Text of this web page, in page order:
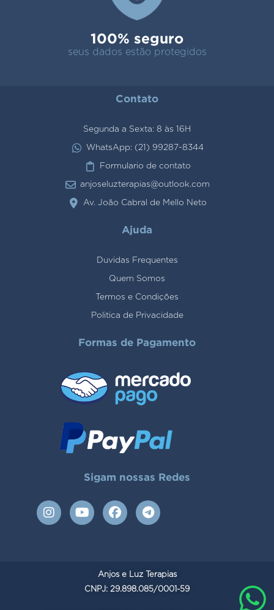
100% seguro
seus dados estão protegidos
Contato
Segunda a Sexta: 8 às 16H
WhatsApp: (21) 99287-8344
Formulario de contato
anjoseluzterapias@outlook.com
Av. João Cabral de Mello Neto
Ajuda
Duvidas Frequentes
Quem Somos
Termos e Condições
Politica de Privacidade
Formas de Pagamento
Sigam nossas Redes
I
n
Y
o
F
a
o
k
T
e
a
m
Anjos e Luz Terapias
CNPJ: 29.898.085/0001-59